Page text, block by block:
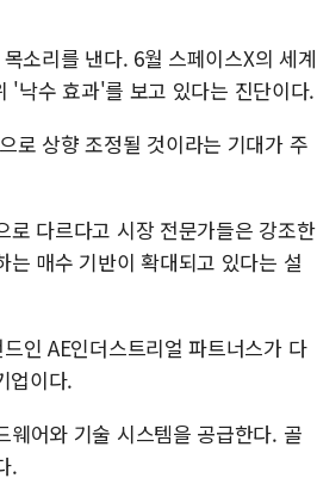
소리를 낸다. 6월 스페이스X의 세계
'낙수 효과'를 보고 있다는 진단이다.
로 상향 조정될 것이라는 기대가 주
다르다고 시장 전문가들은 강조한
매수 기반이 확대되고 있다는 설
인 AE인더스트리얼 파트너스가 다
업이다.
웨어와 기술 시스템을 공급한다. 골
.